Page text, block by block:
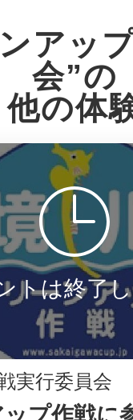
アッ
会”の
他の体
トは終了
実行委員会
プ作戦に
八女
日立
滋賀県